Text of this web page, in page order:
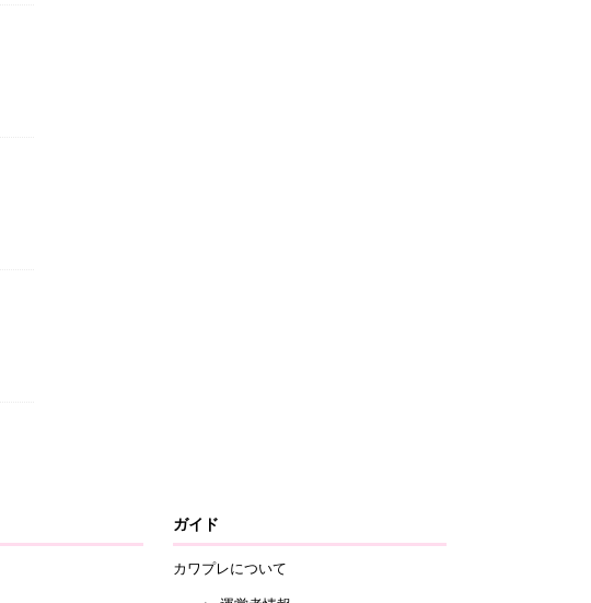
ガイド
カワプレについて